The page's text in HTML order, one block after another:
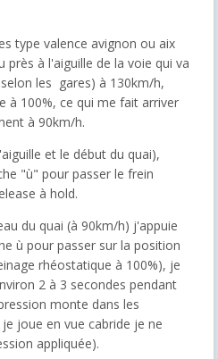
type valence avignon ou aix
près à l'aiguille de la voie qui va
les gares) à 130km/h,
à 100%, ce qui me fait arriver
à 90km/h.
et le début du quai),
"ù" pour passer le frein
à hold.
du quai (à 90km/h) j'appuie
ù pour passer sur la position
rhéostatique à 100%), je
2 à 3 secondes pendant
monte dans les
joue en vue cabride je ne
appliquée).